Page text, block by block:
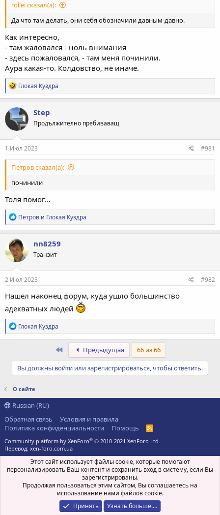
rollei сказал(а):
Да что там делать, они себя обозначили давным-давно.
Как интересно,
- там жаловался - ноль внимания
- здесь пожаловался, - там меня починили.
Аура какая-то. Колдовство, не иначе.
Р
е
а
к
ц
и
и
:
Глокая Куздра
Step
Продължително пребиваващ
1 Июл 2023 #981
Петров сказал(а):
починили
Толя помог...
Р
е
а
к
ц
и
и
:
Петров и Глокая Куздра
nn8259
Транзит
2 Июл 2023 #982
Нашел наконец форум, куда ушло большинство
адекватных людей
Р
е
а
и
и
Глокая Куздра
ПервыйПредыдущая 66 из 66
Вы должны войти или зарегистрироваться, чтобы ответить.
О сайте
Russian (RU)
Обратная связь
Условия и правила
Политика конфиденциальности
Помощь
R
S
Community platform by XenForo® © 2010-2021 XenForo Ltd.
Перевод: xen-foro.com.ua
Этот сайт использует файлы cookie, которые помогают
персонализировать Ваш контент и сохранить вход в систему, если Вы
зарегистрированы.
Продолжая пользоваться этим сайтом, Вы соглашаетесь на
использование нами файлов cookie.
Принять
Узнать больше.…